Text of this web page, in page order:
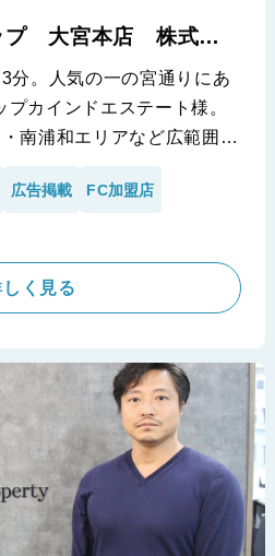
プ 大宮本店 株式会
ト
分。人気の一の宮通りにあ
カインドエステート様。
南浦和エリアなど広範囲を
の現場の苦悩や入力業務の
本店 株式会社カインドエステ
広告掲載 FC加盟店
く見る